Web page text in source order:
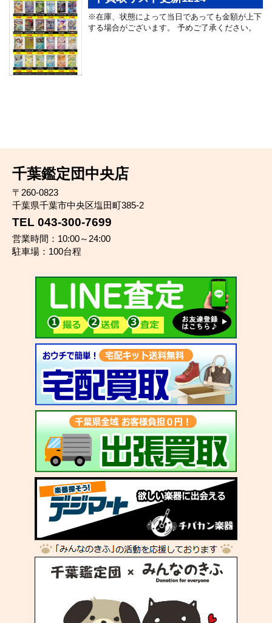
※在庫、状態によって当日であっても金額が上下
する場合がございます。 予めご了承ください。
千葉鑑定団中央店
〒260-0823
千葉県千葉市中央区塩田町385-2
TEL 043-300-7699
営業時間：10:00～24:00
駐車場：100台程